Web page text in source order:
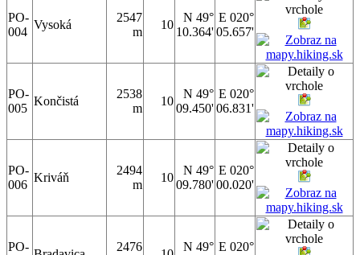
PO-
004
Vysoká
2547
m
10
N 49°
10.364'
E 020°
05.657'
PO-
005
Končistá
2538
m
10
N 49°
09.450'
E 020°
06.831'
PO-
006
Kriváň
2494
m
10
N 49°
09.780'
E 020°
00.020'
PO-
2476
N 49° E 020°